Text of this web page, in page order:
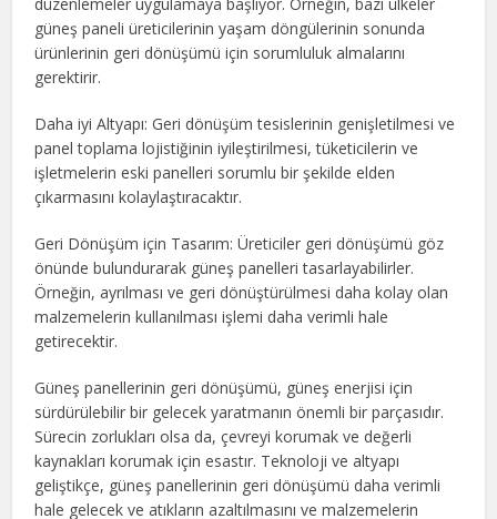
güneş paneli üreticilerinin yaşam döngülerinin sonunda
ürünlerinin geri dönüşümü için sorumluluk almalarını
gerektirir.
Daha iyi Altyapı: Geri dönüşüm tesislerinin genişletilmesi ve
panel toplama lojistiğinin iyileştirilmesi, tüketicilerin ve
işletmelerin eski panelleri sorumlu bir şekilde elden
çıkarmasını kolaylaştıracaktır.
Geri Dönüşüm için Tasarım: Üreticiler geri dönüşümü göz
önünde bulundurarak güneş panelleri tasarlayabilirler.
Örneğin, ayrılması ve geri dönüştürülmesi daha kolay olan
malzemelerin kullanılması işlemi daha verimli hale
getirecektir.
Güneş panellerinin geri dönüşümü, güneş enerjisi için
sürdürülebilir bir gelecek yaratmanın önemli bir parçasıdır.
Sürecin zorlukları olsa da, çevreyi korumak ve değerli
kaynakları korumak için esastır. Teknoloji ve altyapı
geliştikçe, güneş panellerinin geri dönüşümü daha verimli
hale gelecek ve atıkların azaltılmasını ve malzemelerin